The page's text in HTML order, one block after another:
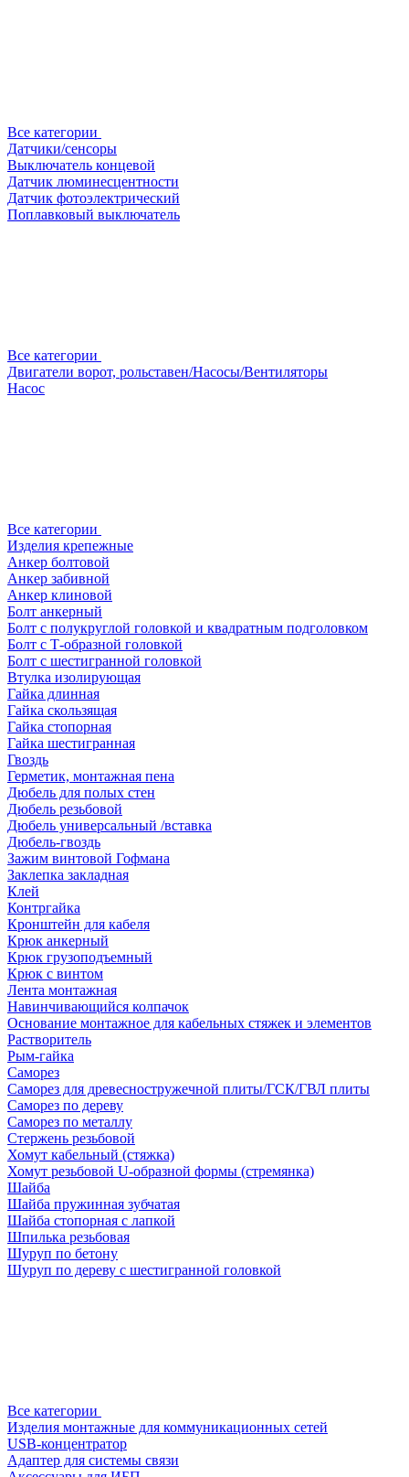
Все категории
Датчики/сенсоры
Выключатель концевой
Датчик люминесцентности
Датчик фотоэлектрический
Поплавковый выключатель
Все категории
Двигатели ворот, рольставен/Насосы/Вентиляторы
Насос
Все категории
Изделия крепежные
Анкер болтовой
Анкер забивной
Анкер клиновой
Болт анкерный
Болт с полукруглой головкой и квадратным подголовком
Болт с Т-образной головкой
Болт с шестигранной головкой
Втулка изолирующая
Гайка длинная
Гайка скользящая
Гайка стопорная
Гайка шестигранная
Гвоздь
Герметик, монтажная пена
Дюбель для полых стен
Дюбель резьбовой
Дюбель универсальный /вставка
Дюбель-гвоздь
Зажим винтовой Гофмана
Заклепка закладная
Клей
Контргайка
Кронштейн для кабеля
Крюк анкерный
Крюк грузоподъемный
Крюк с винтом
Лента монтажная
Навинчивающийся колпачок
Основание монтажное для кабельных стяжек и элементов
Растворитель
Рым-гайка
Саморез
Саморез для древесностружечной плиты/ГСК/ГВЛ плиты
Саморез по дереву
Саморез по металлу
Стержень резьбовой
Хомут кабельный (стяжка)
Хомут резьбовой U-образной формы (стремянка)
Шайба
Шайба пружинная зубчатая
Шайба стопорная с лапкой
Шпилька резьбовая
Шуруп по бетону
Шуруп по дереву с шестигранной головкой
Все категории
Изделия монтажные для коммуникационных сетей
USB-концентратор
Адаптер для системы связи